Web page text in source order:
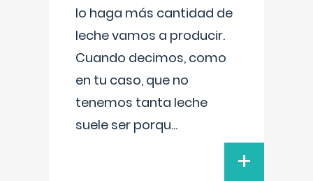
lo haga más cantidad de
leche vamos a producir.
Cuando decimos, como
en tu caso, que no
tenemos tanta leche
suele ser porqu...
+